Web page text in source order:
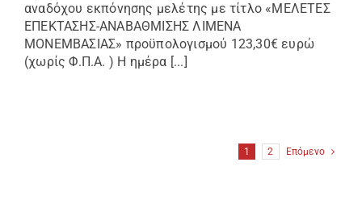
αναδόχου εκπόνησης μελέτης με τίτλο «ΜΕΛΕΤΕΣ
ΕΠΕΚΤΑΣΗΣ-ΑΝΑΒΑΘΜΙΣΗΣ ΛΙΜΕΝΑ
ΜΟΝΕΜΒΑΣΙΑΣ» προϋπολογισμού 123,30€ ευρώ
(χωρίς Φ.Π.Α. ) Η ημέρα [...]
1 2 Επόμενο